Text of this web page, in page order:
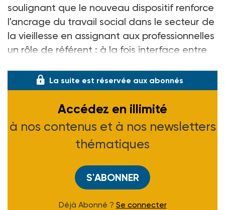
soulignant que le nouveau dispositif renforce
l'ancrage du travail social dans le secteur de
la vieillesse en assignant aux professionnelles
un rôle de référent : à la fois interface entre
La suite est réservée aux abonnés
Accédez en illimité
à nos contenus et à nos newsletters
thématiques
S'ABONNER
Déjà Abonné ? Se connecter